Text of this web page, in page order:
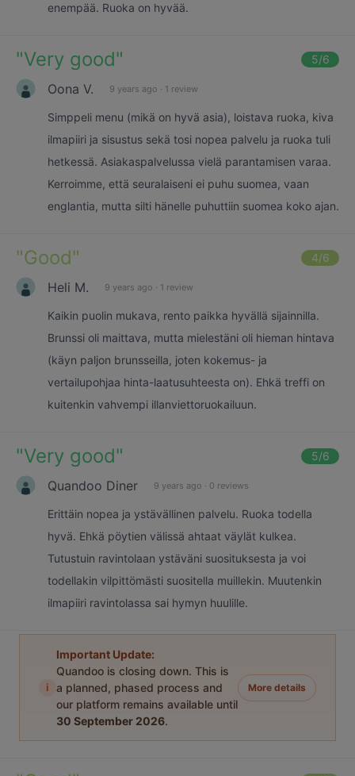
enempää. Ruoka on hyvää.
"Very good" 5/6
Oona V. 9 years ago · 1 review
Simppeli menu (mikä on hyvä asia), loistava ruoka, kiva
ilmapiiri ja sisustus sekä tosi nopea palvelu ja ruoka tuli
hetkessä. Asiakaspalvelussa vielä parantamisen varaa.
Kerroimme, että seuralaiseni ei puhu suomea, vaan
englantia, mutta silti hänelle puhuttiin suomea koko ajan.
"Good" 4/6
Heli M. 9 years ago · 1 review
Kaikin puolin mukava, rento paikka hyvällä sijainnilla.
Brunssi oli maittava, mutta mielestäni oli hieman hintava
(käyn paljon brunsseilla, joten kokemus- ja
vertailupohjaa hinta-laatusuhteesta on). Ehkä treffi on
kuitenkin vahvempi illanviettoruokailuun.
"Very good" 5/6
Quandoo Diner 9 years ago · 0 reviews
Erittäin nopea ja ystävällinen palvelu. Ruoka todella
hyvä. Ehkä pöytien välissä ahtaat väylät kulkea.
Tutustuin ravintolaan ystäväni suosituksesta ja voi
todellakin vilpittömästi suositella muillekin. Muutenkin
ilmapiiri ravintolassa sai hymyn huulille.
i
Important Update:
Quandoo is closing down. This is
a planned, phased process and
our platform remains available until
30 September 2026.
More details